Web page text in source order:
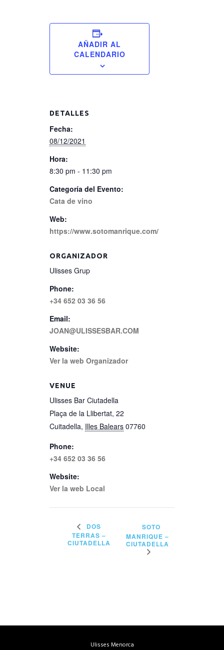
AÑADIR AL
CALENDARIO
DETALLES
Fecha:
08/12/2021
Hora:
8:30 pm - 11:30 pm
Categoría del Evento:
Cata de vino
Web:
https://www.sotomanrique.com/
VENUE
Ulisses Bar Ciutadella
Plaça de la Llibertat, 22
Cuitadella, Illes Balears 07760
Phone:
+34 652 03 36 56
Website:
Ver la web Local
ORGANIZADOR
Ulisses Grup
Phone:
+34 652 03 36 56
Email:
JOAN@ULISSESBAR.COM
Website:
Ver la web Organizador
DOS
TERRAS –
CIUTADELLA
SOTO
MANRIQUE –
CIUTADELLA
Ulisses Menorca